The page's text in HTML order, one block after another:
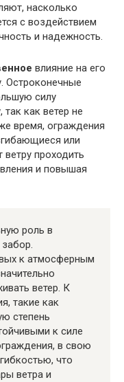
насколько
с воздействием
и надежность.
влияние на его
Остроконечные
силу
как ветер не
время, ограждения
или
проходить
и повышая
роль в
к атмосферным
ветер. К
такие как
степень
к силе
в свою
что
ветра и